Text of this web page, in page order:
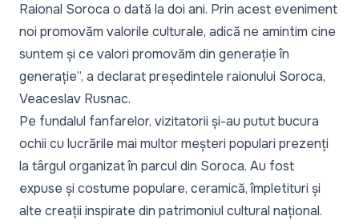
Raional Soroca o dată la doi ani. Prin acest eveniment
noi promovăm valorile culturale, adică ne amintim cine
suntem și ce valori promovăm din generație în
generație”, a declarat președintele raionului Soroca,
Veaceslav Rusnac.
Pe fundalul fanfarelor, vizitatorii și-au putut bucura
ochii cu lucrările mai multor meșteri populari prezenți
la târgul organizat în parcul din Soroca. Au fost
expuse și costume populare, ceramică, împletituri și
alte creații inspirate din patrimoniul cultural național.